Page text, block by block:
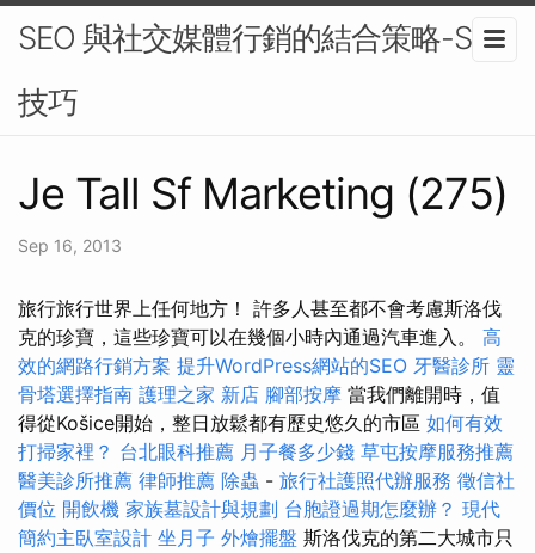
SEO 與社交媒體行銷的結合策略-SEO
技巧
Je Tall Sf Marketing (275)
Sep 16, 2013
旅行旅行世界上任何地方！ 許多人甚至都不會考慮斯洛伐
克的珍寶，這些珍寶可以在幾個小時內通過汽車進入。 高
效的網路行銷方案 提升WordPress網站的SEO 牙醫診所 靈
骨塔選擇指南 護理之家 新店 腳部按摩 當我們離開時，值
得從Košice開始，整日放鬆都有歷史悠久的市區 如何有效
打掃家裡？ 台北眼科推薦 月子餐多少錢 草屯按摩服務推薦
醫美診所推薦 律師推薦 除蟲 - 旅行社護照代辦服務 徵信社
價位 開飲機 家族墓設計與規劃 台胞證過期怎麼辦？ 現代
簡約主臥室設計 坐月子 外燴擺盤 斯洛伐克的第二大城市只